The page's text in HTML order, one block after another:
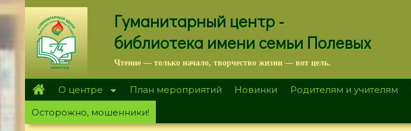
Перейти
к
основному
содержанию
Гуманитарный центр -
библиотека имени семьи Полевых
Чтение — только начало, творчество жизни — вот цель.
О центре План мероприятий Новинки Родителям и учителям
Осторожно, мошенники!